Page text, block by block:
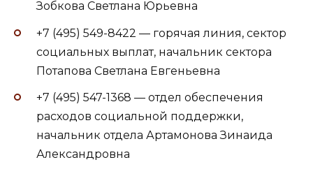
Зобкова Светлана Юрьевна
+7 (495) 549-8422 — горячая линия, сектор
социальных выплат, начальник сектора
Потапова Светлана Евгеньевна
+7 (495) 547-1368 — отдел обеспечения
расходов социальной поддержки,
начальник отдела Артамонова Зинаида
Александровна